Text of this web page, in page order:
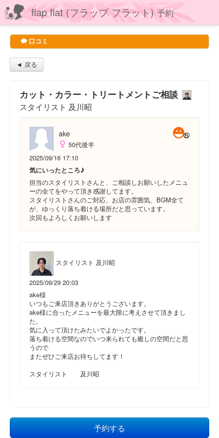
flap flat (フラップ フラット)予約
口コミ
◄ 戻る
カット・カラー・トリートメントご相談
スタイリスト 及川昭
ake
50代後半
2025/09/16 17:10
気にいったところ♪
担当のスタイリストさんと、ご相談しお願いしたメニュ
ーの全てをやって頂き感謝してます。
スタイリストさんのご対応、お店の雰囲気、BGM全て
が、ゆっくり落ち着ける場所だと思っています。
次回もよろしくお願いします
スタイリスト 及川昭
2025/09/29 20:03
ake様
いつもご来店頂きありがとうございます。
ake様に合ったメニューを最大限に考えさせて頂きまし
た。
気に入って頂けたみたいでよかったです。
落ち着ける空間なのでいつ来られても癒しの空間だと思
うので
またぜひご来店お待ちしてます！
スタイリスト 及川昭
予約する